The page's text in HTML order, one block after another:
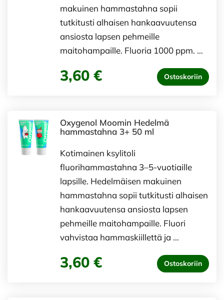
makuinen hammastahna sopii
tutkitusti alhaisen hankaavuutensa
ansiosta lapsen pehmeille
maitohampaille. Fluoria 1000 ppm. …
3,60 € Ostoskoriin
Oxygenol Moomin Hedelmä
hammastahna 3+ 50 ml
Kotimainen ksylitoli
fluorihammastahna 3–5-vuotiaille
lapsille. Hedelmäisen makuinen
hammastahna sopii tutkitusti alhaisen
hankaavuutensa ansiosta lapsen
pehmeille maitohampaille. Fluori
vahvistaa hammaskiillettä ja …
3,60 € Ostoskoriin